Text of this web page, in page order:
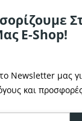
APS
E-Shop!
Newsletter μας
και